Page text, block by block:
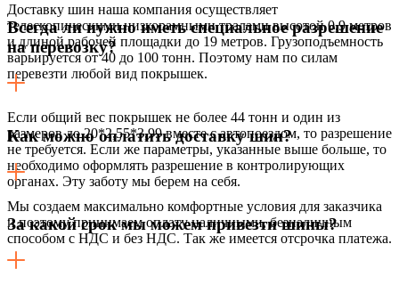
Доставку шин наша компания осуществляет
телескопическими низкорамными тралами высотой 0,9 метров
и длиной рабочей площадки до 19 метров. Грузоподъемность
варьируется от 40 до 100 тонн. Поэтому нам по силам
перевезти любой вид покрышек.
Всегда ли нужно иметь специальное разрешение
на перевозку?
Если общий вес покрышек не более 44 тонн и один из
размеров до 20*2,55*3,99 вместе с автопоездом, то разрешение
не требуется. Если же параметры, указанные выше больше, то
необходимо оформлять разрешение в контролирующих
органах. Эту заботу мы берем на себя.
Как можно оплатить доставку шин?
Мы создаем максимально комфортные условия для заказчика
и поэтому принимаем оплату наличными, безналичным
способом с НДС и без НДС. Так же имеется отсрочка платежа.
За какой срок мы можем привезти шины?